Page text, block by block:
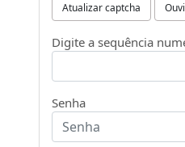
Atualizar captcha
Digite a sequência
Senha